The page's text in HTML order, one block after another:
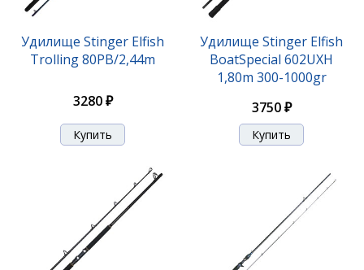
Удилище Stinger Elfish
Trolling 80PB/2,44m
3280 ₽
Удилище Stinger Elfish
BoatSpecial 602UXH
1,80m 300-1000gr
3750 ₽